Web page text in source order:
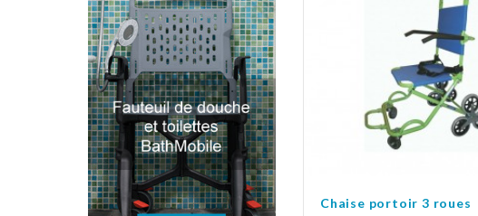
Chaise portoir 3 roues